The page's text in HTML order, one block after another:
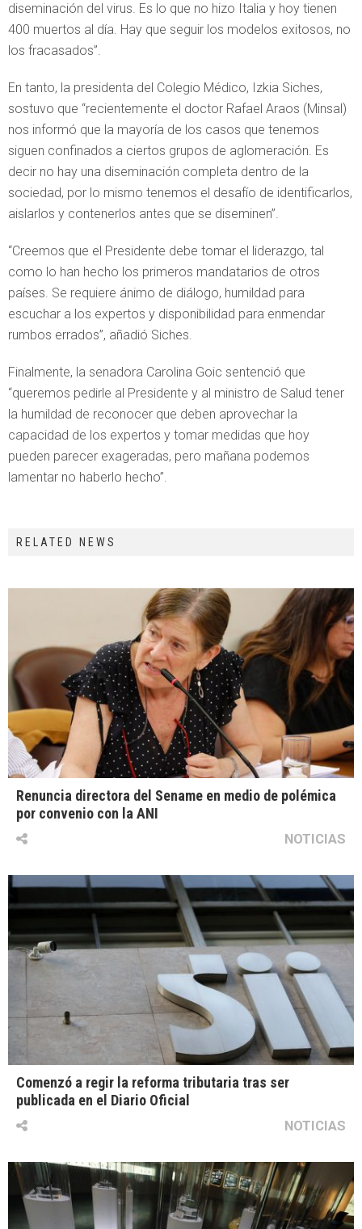
diseminación del virus. Es lo que no hizo Italia y hoy tienen
400 muertos al día. Hay que seguir los modelos exitosos, no
los fracasados”.
En tanto, la presidenta del Colegio Médico, Izkia Siches,
sostuvo que “recientemente el doctor Rafael Araos (Minsal)
nos informó que la mayoría de los casos que tenemos
siguen confinados a ciertos grupos de aglomeración. Es
decir no hay una diseminación completa dentro de la
sociedad, por lo mismo tenemos el desafío de identificarlos,
aislarlos y contenerlos antes que se diseminen”.
“Creemos que el Presidente debe tomar el liderazgo, tal
como lo han hecho los primeros mandatarios de otros
países. Se requiere ánimo de diálogo, humildad para
escuchar a los expertos y disponibilidad para enmendar
rumbos errados”, añadió Siches.
Finalmente, la senadora Carolina Goic sentenció que
“queremos pedirle al Presidente y al ministro de Salud tener
la humildad de reconocer que deben aprovechar la
capacidad de los expertos y tomar medidas que hoy
pueden parecer exageradas, pero mañana podemos
lamentar no haberlo hecho”.
RELATED NEWS
Renuncia directora del Sename en medio de polémica
por convenio con la ANI
NOTICIAS
Comenzó a regir la reforma tributaria tras ser
publicada en el Diario Oficial
NOTICIAS